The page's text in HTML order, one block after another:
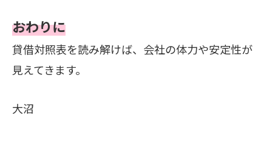
おわりに
貸借対照表を読み解けば、会社の体力や安定性が
見えてきます。
大沼